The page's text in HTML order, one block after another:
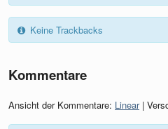
Keine Trackbacks
Kommentare
Ansicht der Kommentare: Linear|